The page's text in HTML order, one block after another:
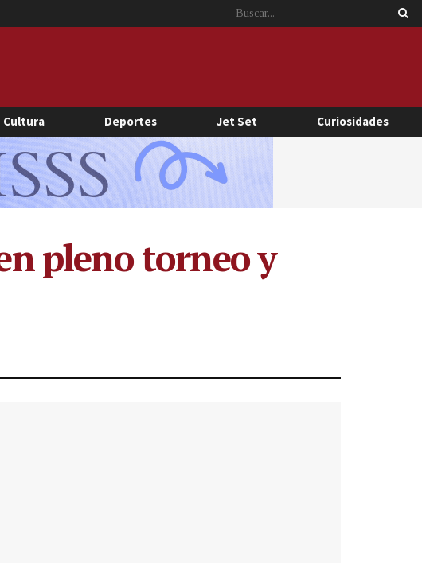
Cultura Deportes Jet Set Curiosidades
pleno torneo y